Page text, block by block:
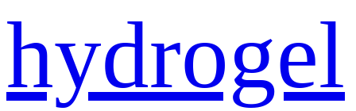
hydrogel